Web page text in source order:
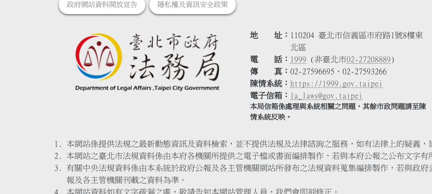
政府網站資料開放宣告 隱私權及資訊安全政策
地 址
110204 臺北市信義區市府路1號8樓東
北區
電 話
1999 (非臺北市02-27208889)
傳 真
02-27596695、02-27593266
陳情系統
https://1999.gov.taipei
電子信箱
la_laws@gov.taipei
本局信箱係處理與系統相關之問題，其餘市政問題請至陳
情系統反映。
本網站係提供法規之最新動態資訊及資料檢索，並不提供法規及法律諮詢之服務，如有法律上的疑義，
本網站之臺北市法規資料係由本府各機關所提供之電子檔或書面編排製作，若與本府公報之公布文字有
有關中央法規資料係由本系統於政府公報及各主管機關網站所發布之法規資料蒐集編排製作，若與政
報及各主管機關刊載之資料為準。
本網站資料如有文字疏漏之處，敬請告知本網站管理人員，我們會即刻修正。